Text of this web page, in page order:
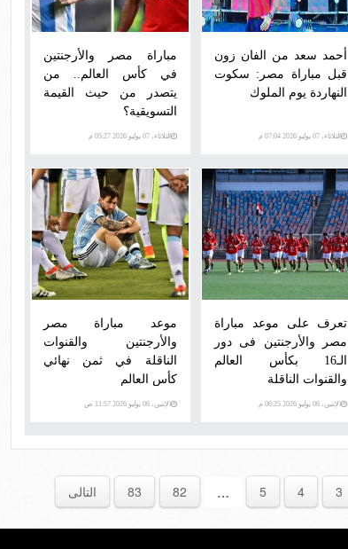
أحمد سعد من الفان زون
قبل مباراة مصر: سكوت
النهاردة يوم الملوك
الثلاثاء، 07 يوليو 2026 07:04 م
مباراة مصر والأرجنتين
في كأس العالم.. من
يتصدر من حيث القيمة
التسويقية؟
الثلاثاء، 07 يوليو 2026 05:27 م
تعرف على موعد مباراة
مصر والأرجنتين فى دور
الـ16 بكأس العالم
والقنوات الناقلة
الإثنين، 06 يوليو 2026 06:25 م
موعد مباراة مصر
والأرجنتين والقنوات
الناقلة في ثمن نهائي
كأس العالم
الإثنين، 06 يوليو 2026 11:57 ص
3
4
5
…
82
83 التالى